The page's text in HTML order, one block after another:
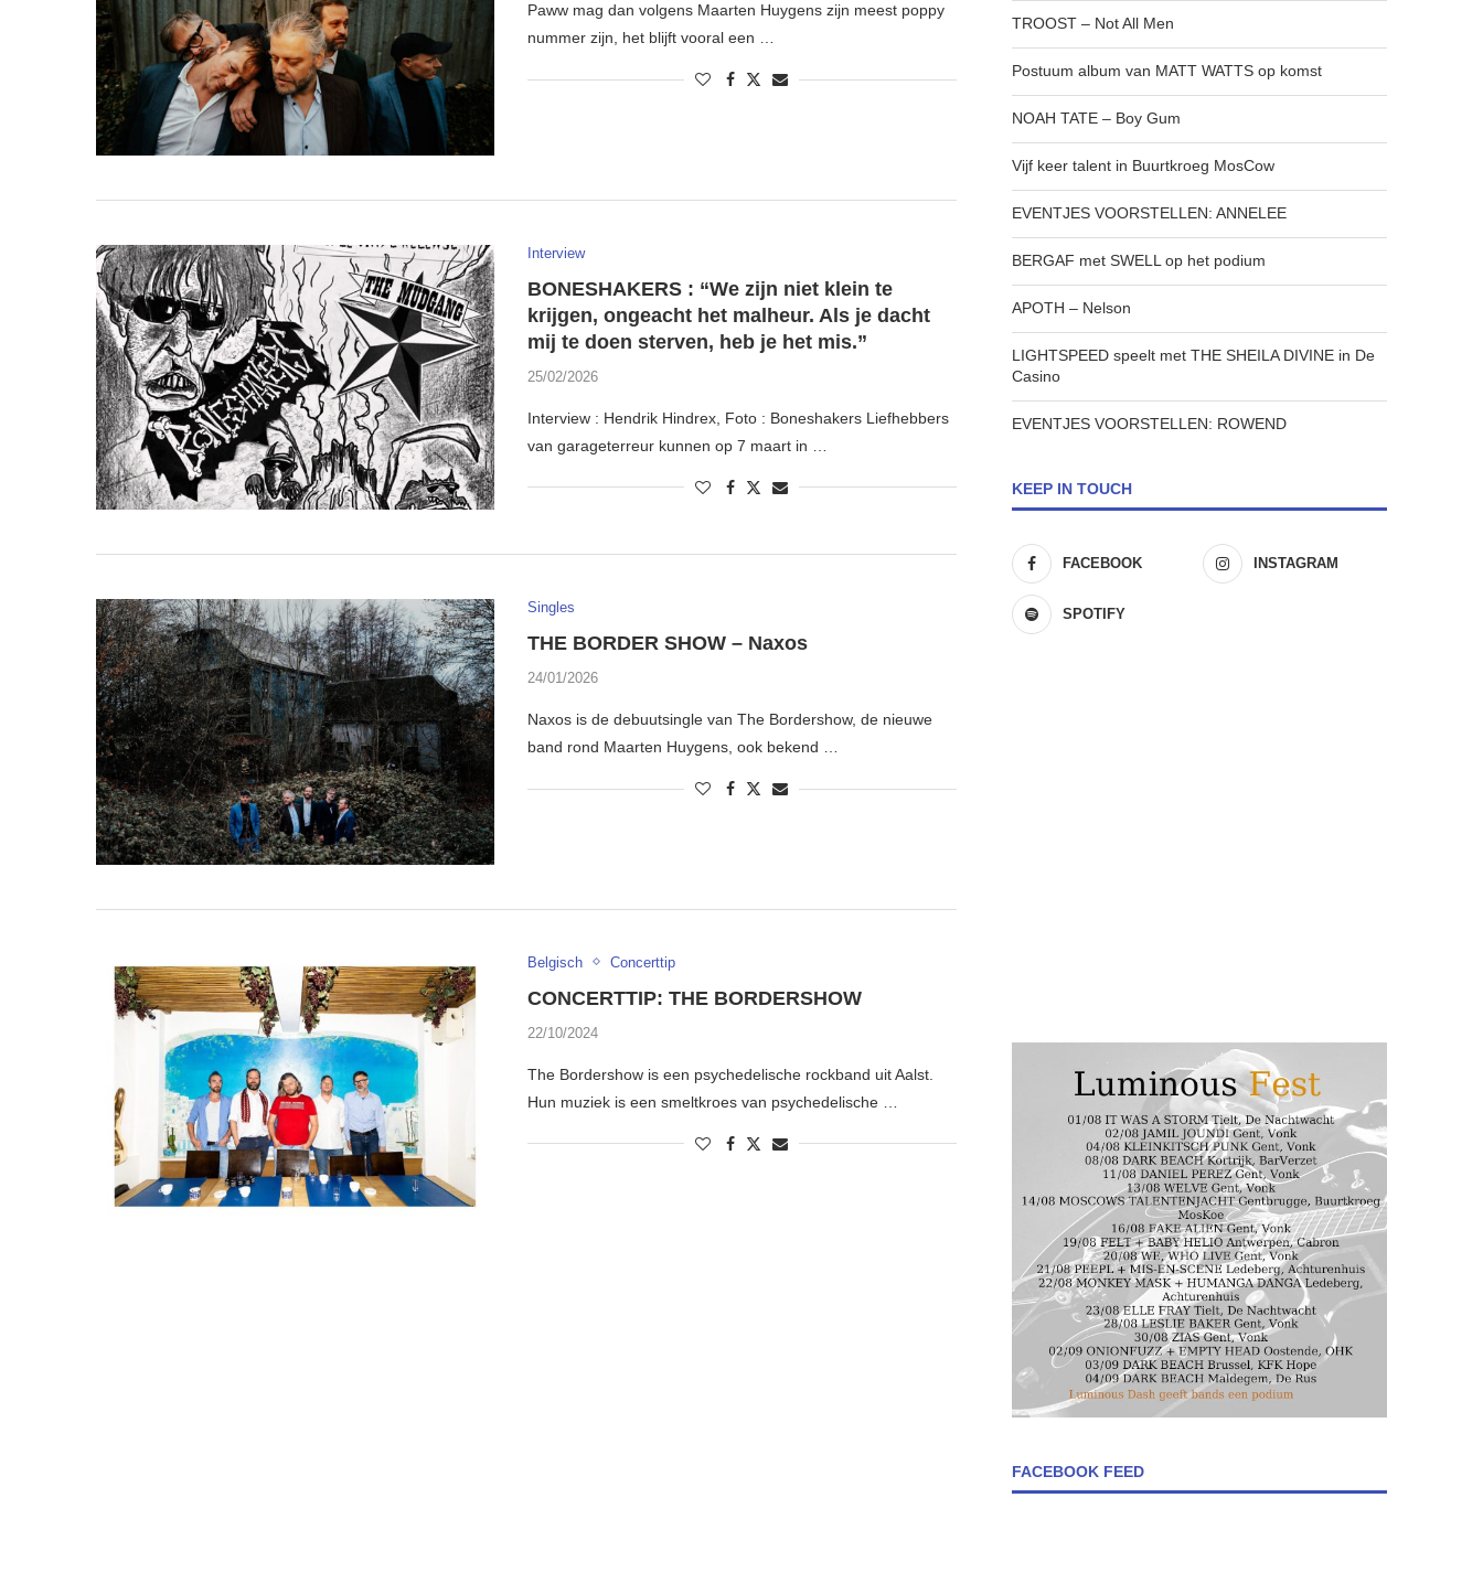
Paww mag dan volgens Maarten Huygens zijn meest poppy
nummer zijn, het blijft vooral een …
Interview
BONESHAKERS : “We zijn niet klein te
krijgen, ongeacht het malheur. Als je dacht
mij te doen sterven, heb je het mis.”
25/02/2026
Interview : Hendrik Hindrex, Foto : Boneshakers Liefhebbers
van garageterreur kunnen op 7 maart in …
Singles
THE BORDER SHOW – Naxos
24/01/2026
Naxos is de debuutsingle van The Bordershow, de nieuwe
band rond Maarten Huygens, ook bekend …
Belgisch Concerttip
CONCERTTIP: THE BORDERSHOW
22/10/2024
The Bordershow is een psychedelische rockband uit Aalst.
Hun muziek is een smeltkroes van psychedelische …
TROOST – Not All Men
Postuum album van MATT WATTS op komst
NOAH TATE – Boy Gum
Vijf keer talent in Buurtkroeg MosCow
EVENTJES VOORSTELLEN: ANNELEE
BERGAF met SWELL op het podium
APOTH – Nelson
LIGHTSPEED speelt met THE SHEILA DIVINE in De
Casino
EVENTJES VOORSTELLEN: ROWEND
KEEP IN TOUCH
FACEBOOK INSTAGRAM
SPOTIFY
FACEBOOK FEED